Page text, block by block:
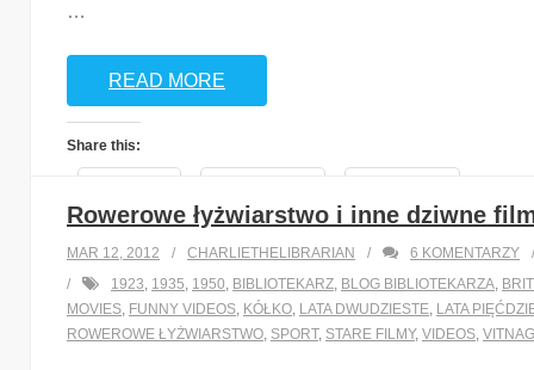
…
READ MORE
Share this:
Like this:
Loading...
Rowerowe łyżwiarstwo i inne dziwne
MAR 12, 2012 CHARLIETHELIBRARIAN 6 KOMENTARZY
1923, 1935, 1950, BIBLIOTEKARZ, BLOG BIBLIOTEKARZA,
MOVIES, FUNNY VIDEOS, KÓŁKO, LATA DWUDZIESTE, LATA
ROWEROWE ŁYŻWIARSTWO, SPORT, STARE FILMY, VIDEOS,